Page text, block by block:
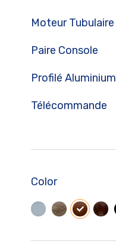
Moteur Tubulaire
Paire Console
Profilé Aluminium
Télécommande
Color